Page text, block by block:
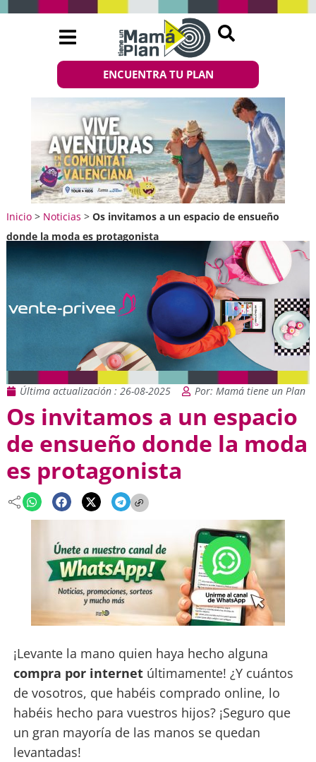
ENCUENTRA TU PLAN
Inicio> Noticias > Os invitamos a un espacio de ensueño
donde la moda es protagonista
Última actualización : 26-08-2025 Por: Mamá tiene un Plan
Os invitamos a un espacio
de ensueño donde la moda
es protagonista
¡Levante la mano quien haya hecho alguna
compra por internetúltimamente! ¿Y cuántos
de vosotros, que habéis comprado online, lo
habéis hecho para vuestros hijos? ¡Seguro que
un gran mayoría de las manos se quedan
levantadas!